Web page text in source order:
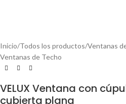
Inicio/Todos los productos/Ventanas
Ventanas de Techo
VELUX Ventana con
cubierta plana